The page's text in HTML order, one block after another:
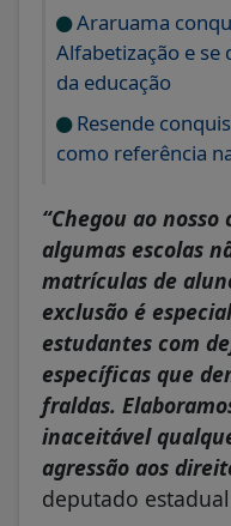
Araruama
Alfabetização e se
da educação
Resende
como referência
“Chegou ao
algumas escolas
matrículas de
exclusão é
estudantes com
específicas que
fraldas.
inaceitável
agressão aos
deputado